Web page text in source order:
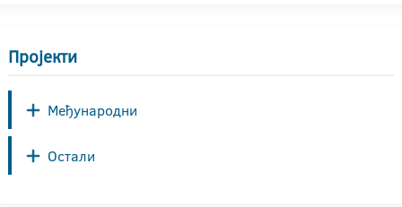
Пројекти
Међународни
Остали